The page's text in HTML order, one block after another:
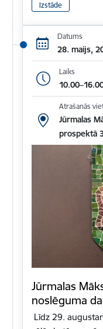
Izstāde
Datums
28. maijs,
Laiks
Atrašanās
Jūrmalas
prospektā
Jūrmalas
noslēguma
Līdz 29.